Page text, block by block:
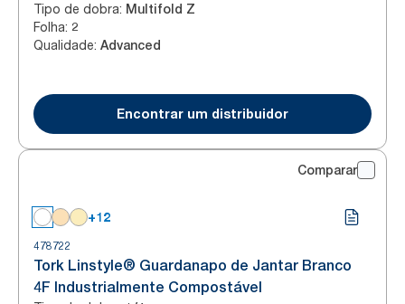
Tipo de dobra: Multifold Z
Folha: 2
Qualidade: Advanced
Encontrar um distribuidor
Comparar
+12
478722
Tork Linstyle® Guardanapo de Jantar Branco
4F Industrialmente Compostável